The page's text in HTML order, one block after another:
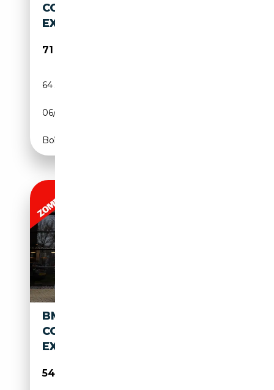
COUPÉ M850I XDRIVE HIGH
EXECUTIVE |PA
71 950€
64 343 km
06/2022
Boîte automatique
BMW M850 8-SERIE GRAN
COUPÉ M850I XDRIVE HIGH
EXECUTIVE 531
54 950€